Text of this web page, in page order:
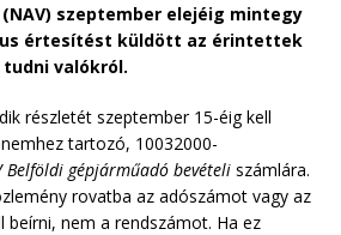
szeptember elejéig mintegy
értesítést küldött az érintettek
valókról.
részletét szeptember 15-éig kell
tartozó, 10032000-
Belföldi gépjárműadó bevételi számlára.
rovatba az adószámot vagy az
nem a rendszámot. Ha ez